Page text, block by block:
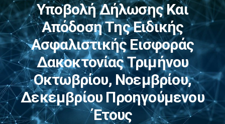
Υποβολή Δήλωσης Και
Απόδοση Της Ειδικής
Ασφαλιστικής Εισφοράς
Δακοκτονίας Τριμήνου
Οκτωβρίου, Νοεμβρίου,
Δεκεμβρίου Προηγούμενου
Έτους